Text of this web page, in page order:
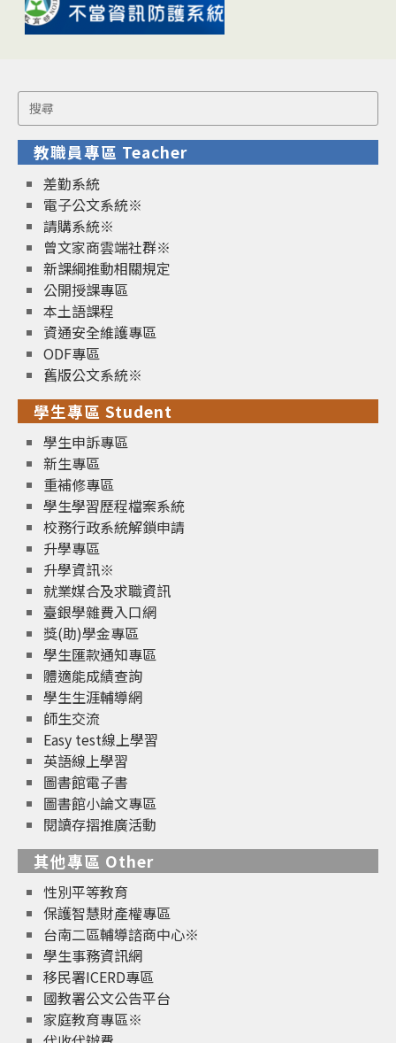
Search
for:
教職員專區 Teacher
差勤系統
電子公文系統※
請購系統※
曾文家商雲端社群※
新課綱推動相關規定
公開授課專區
本土語課程
資通安全維護專區
ODF專區
舊版公文系統※
學生專區 Student
學生申訴專區
新生專區
重補修專區
學生學習歷程檔案系統
校務行政系統解鎖申請
升學專區
升學資訊※
就業媒合及求職資訊
臺銀學雜費入口網
獎(助)學金專區
學生匯款通知專區
體適能成績查詢
學生生涯輔導網
師生交流
Easy test線上學習
英語線上學習
圖書館電子書
圖書館小論文專區
閱讀存摺推廣活動
其他專區 Other
性別平等教育
保護智慧財產權專區
台南二區輔導諮商中心※
學生事務資訊網
移民署ICERD專區
國教署公文公告平台
家庭教育專區※